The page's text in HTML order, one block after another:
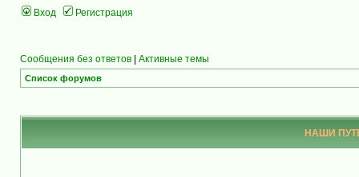
Вход Регистрация
Сообщения без ответов | Активные темы
Список форумов
НАШИ